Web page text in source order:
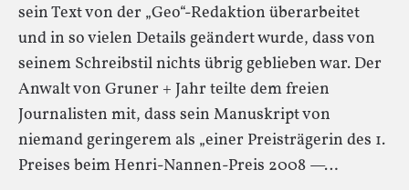
sein Text von der „Geo“-Redaktion überarbeitet
und in so vielen Details geändert wurde, dass von
seinem Schreibstil nichts übrig geblieben war. Der
Anwalt von Gruner + Jahr teilte dem freien
Journalisten mit, dass sein Manuskript von
niemand geringerem als „einer Preisträgerin des 1.
Preises beim Henri-Nannen-Preis 2008 —…